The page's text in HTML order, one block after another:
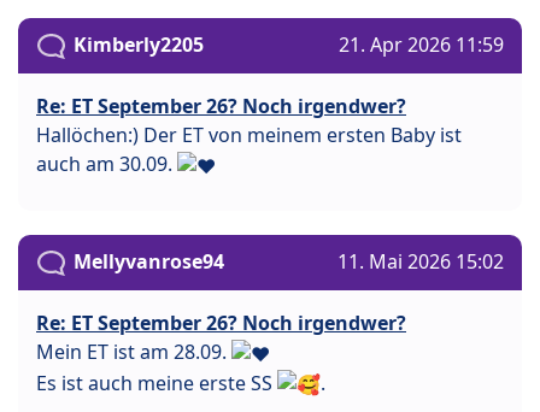
Kimberly2205 21. Apr 2026 11:59
Re: ET September 26? Noch irgendwer?
Hallöchen:) Der ET von meinem ersten Baby ist
auch am 30.09.
Mellyvanrose94 11. Mai 2026 15:02
Re: ET September 26? Noch irgendwer?
Mein ET ist am 28.09.
Es ist auch meine erste SS
.